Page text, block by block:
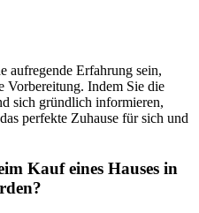
aufregende Erfahrung sein,
Vorbereitung. Indem Sie die
sich gründlich informieren,
perfekte Zuhause für sich und
Kauf eines Hauses in